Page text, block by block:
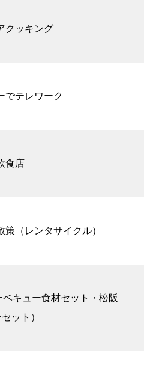
クッキング
でテレワーク
食店
策（レンタサイクル）
ベキュー食材セット・松阪
ット）